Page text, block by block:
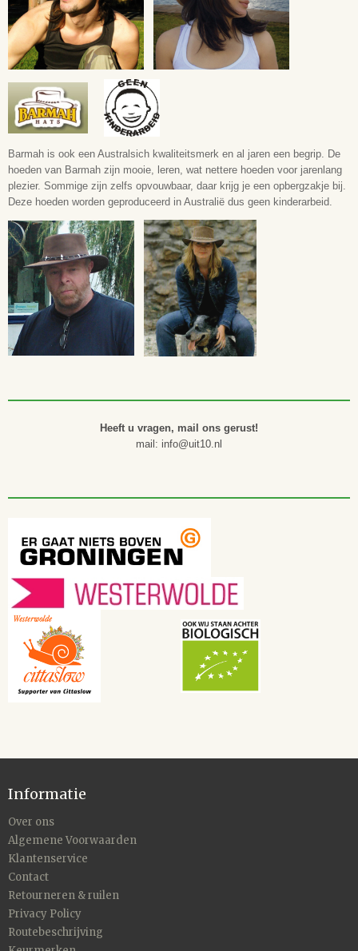
Barmah is ook een Australsich kwaliteitsmerk en al jaren een begrip. De
hoeden van Barmah zijn mooie, leren, wat nettere hoeden voor jarenlang
plezier. Sommige zijn zelfs opvouwbaar, daar krijg je een opbergzakje bij.
Deze hoeden worden geproduceerd in Australië dus geen kinderarbeid.
Heeft u vragen, mail ons gerust!
mail: info@uit10.nl
Informatie
Over ons
Algemene Voorwaarden
Klantenservice
Contact
Retourneren & ruilen
Privacy Policy
Routebeschrijving